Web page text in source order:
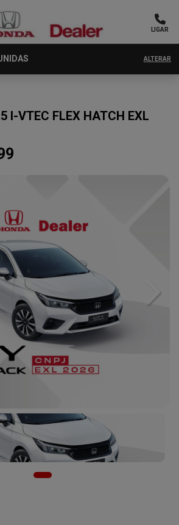
LIGAR
ALTERAR
I-VTEC FLEX HATCH EXL
Next